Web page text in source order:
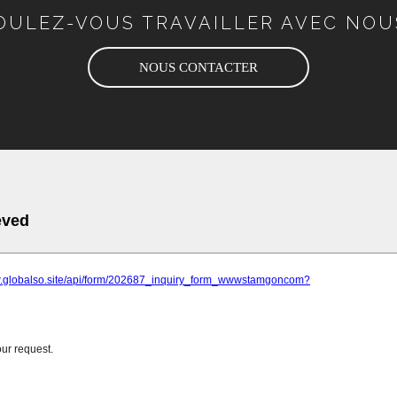
VOUS TRAVAILLER AVEC
NOUS CONTACTER